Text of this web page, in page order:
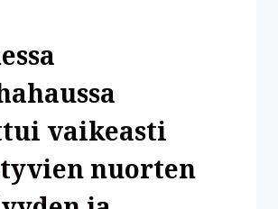
vaikeasti
nuorten